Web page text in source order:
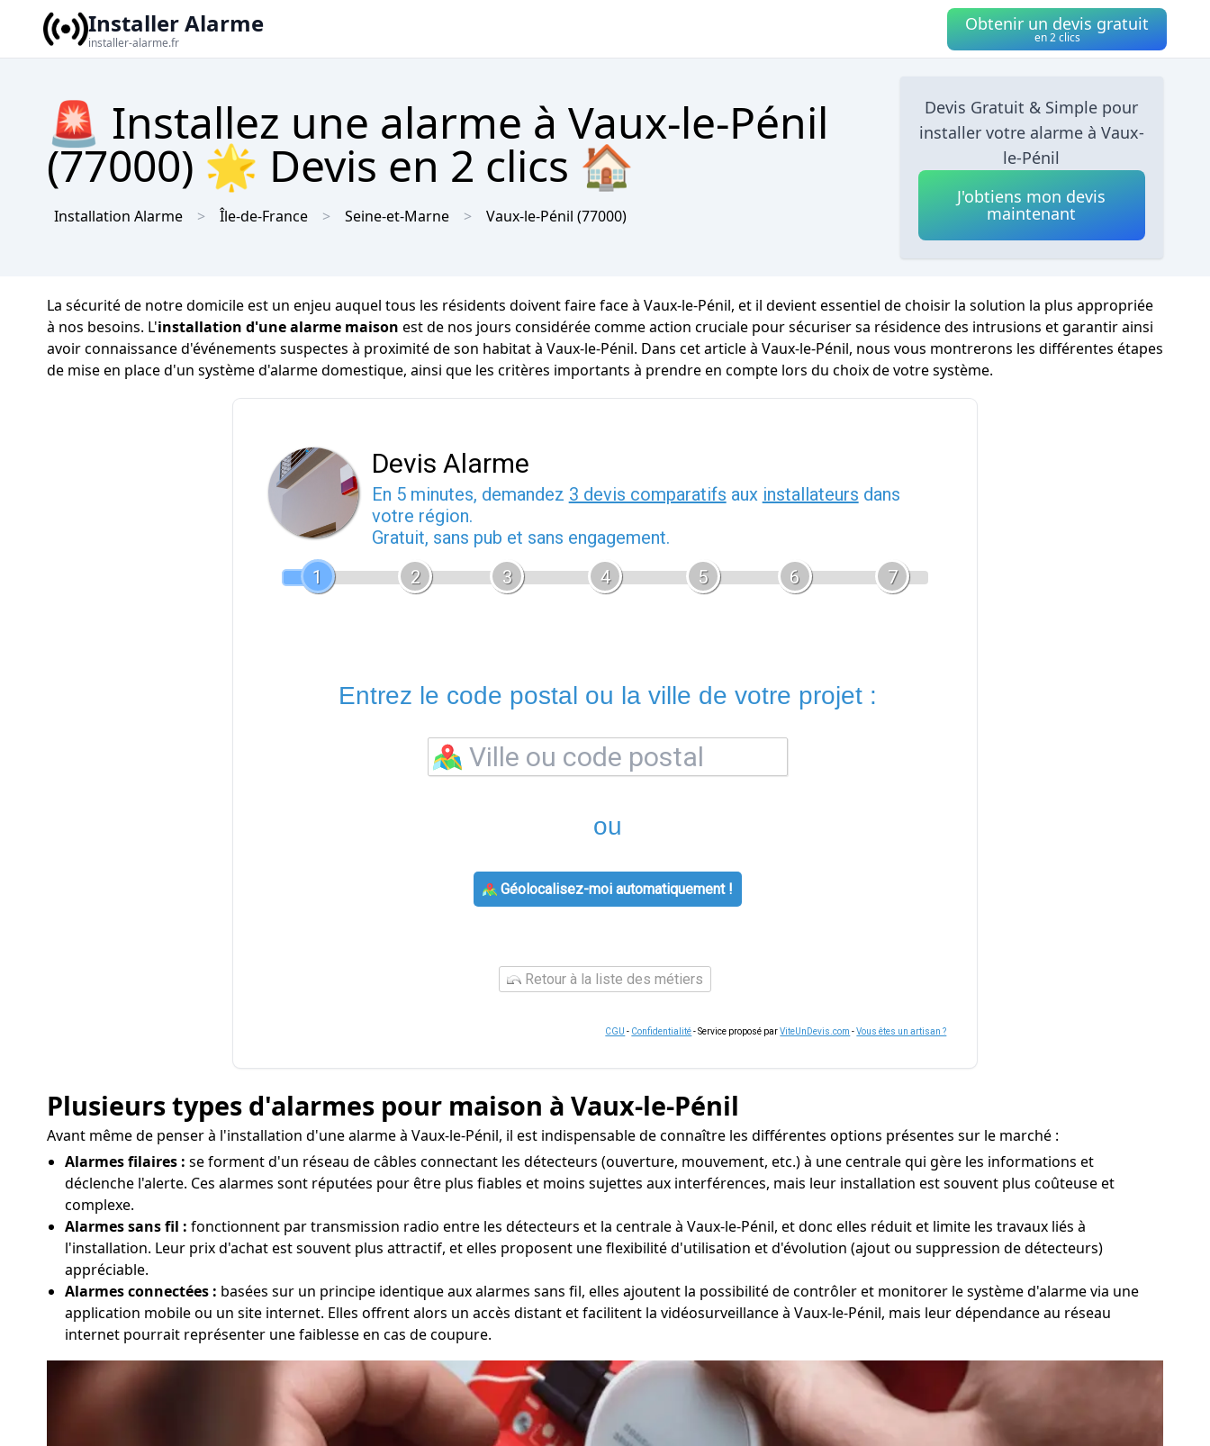
Installer Alarme
installer-alarme.fr
Obtenir un devis gratuit
en 2 clics
🚨 Installez une alarme à Vaux-le-Pénil
(77000) 🌟 Devis en 2 clics 🏠
Installation Alarme Île-de-France Seine-et-Marne Vaux-le-Pénil (77000)
Devis Gratuit & Simple pour
installer votre alarme à Vaux-
le-Pénil
J'obtiens mon devis
maintenant
La sécurité de notre domicile est un enjeu auquel tous les résidents doivent faire face à Vaux-le-Pénil, et il devient essentiel de choisir la solution la plus appropriée
à nos besoins. L'installation d'une alarme maison est de nos jours considérée comme action cruciale pour sécuriser sa résidence des intrusions et garantir ainsi
avoir connaissance d'événements suspectes à proximité de son habitat à Vaux-le-Pénil. Dans cet article à Vaux-le-Pénil, nous vous montrerons les différentes étapes
de mise en place d'un système d'alarme domestique, ainsi que les critères importants à prendre en compte lors du choix de votre système.
Devis Alarme
En 5 minutes, demandez 3 devis comparatifs aux installateurs dans
votre région.
Gratuit, sans pub et sans engagement.
1
2 3 4 5 6 7
Entrez le code postal ou la ville de votre projet :
ou
Géolocalisez-moi automatiquement !
Retour à la liste des métiers
CGU - Confidentialité- Service proposé parViteUnDevis.com -Vous êtes un artisan ?
Plusieurs types d'alarmes pour maison à Vaux-le-Pénil
Avant même de penser à l'installation d'une alarme à Vaux-le-Pénil, il est indispensable de connaître les différentes options présentes sur le marché :
Alarmes filaires : se forment d'un réseau de câbles connectant les détecteurs (ouverture, mouvement, etc.) à une centrale qui gère les informations et
déclenche l'alerte. Ces alarmes sont réputées pour être plus fiables et moins sujettes aux interférences, mais leur installation est souvent plus coûteuse et
complexe.
Alarmes sans fil : fonctionnent par transmission radio entre les détecteurs et la centrale à Vaux-le-Pénil, et donc elles réduit et limite les travaux liés à
l'installation. Leur prix d'achat est souvent plus attractif, et elles proposent une flexibilité d'utilisation et d'évolution (ajout ou suppression de détecteurs)
appréciable.
Alarmes connectées : basées sur un principe identique aux alarmes sans fil, elles ajoutent la possibilité de contrôler et monitorer le système d'alarme via une
application mobile ou un site internet. Elles offrent alors un accès distant et facilitent la vidéosurveillance à Vaux-le-Pénil, mais leur dépendance au réseau
internet pourrait représenter une faiblesse en cas de coupure.